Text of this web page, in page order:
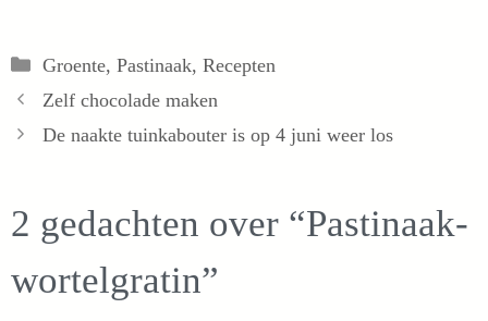
Categorieën
Groente, Pastinaak, Recepten
Zelf chocolade maken
De naakte tuinkabouter is op 4 juni weer los
2 gedachten over “Pastinaak-
wortelgratin”